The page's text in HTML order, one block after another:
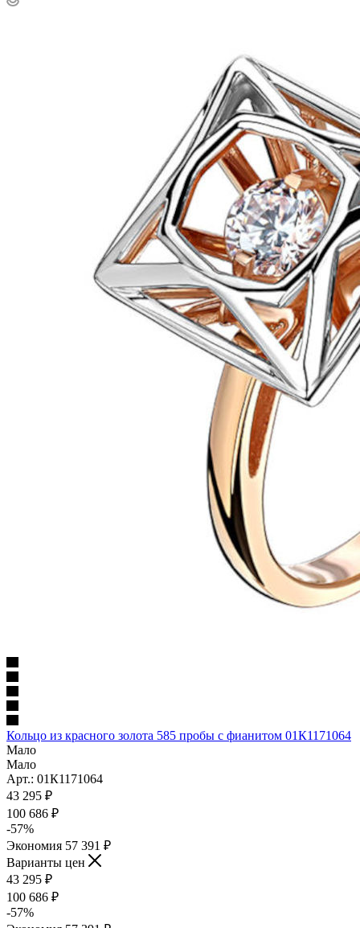
Кольцо из красного золота 585 пробы с фианитом 01К1171064
Мало
Мало
Арт.: 01К1171064
43 295 ₽
100 686 ₽
-57%
Экономия 57 391 ₽
Варианты цен
43 295 ₽
100 686 ₽
-57%